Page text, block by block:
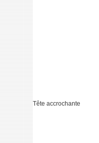
Tête accrochante